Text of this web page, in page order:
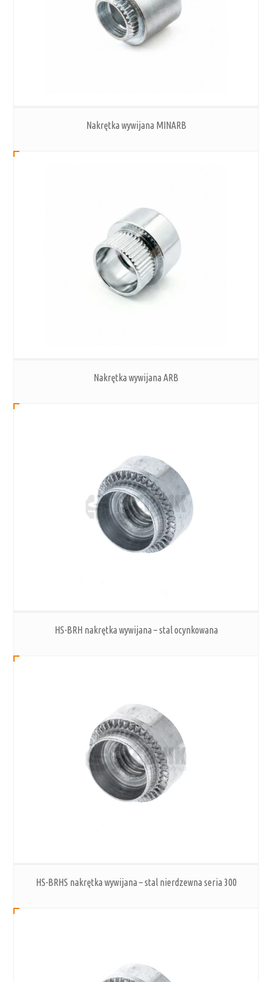
Nakrętka wywijana MINARB
Nakrętka wywijana ARB
HS-BRH nakrętka wywijana – stal ocynkowana
HS-BRHS nakrętka wywijana – stal nierdzewna seria 300